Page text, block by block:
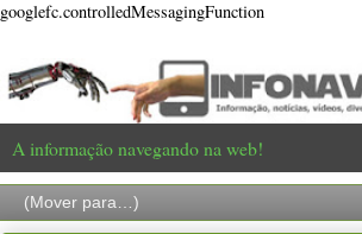
googlefc.controlledMessagingFunction
A informação navegando na web!